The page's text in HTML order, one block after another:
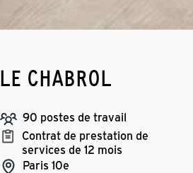
LE CHABROL
90 postes de travail
Contrat de prestation de
services de 12 mois
Paris10e